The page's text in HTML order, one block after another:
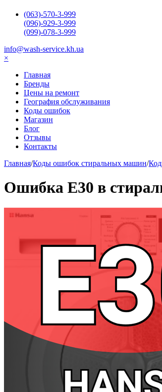
(063)-570-3-999
(096)-929-3-999
(099)-078-3-999
info@wash-service.kh.ua
×
Главная
Бренды
Цены на ремонт
География обслуживания
Коды ошибок
Магазин
Блог
Отзывы
Контакты
Главная/Коды ошибок стиральных машин/
Ошибка Е30 в